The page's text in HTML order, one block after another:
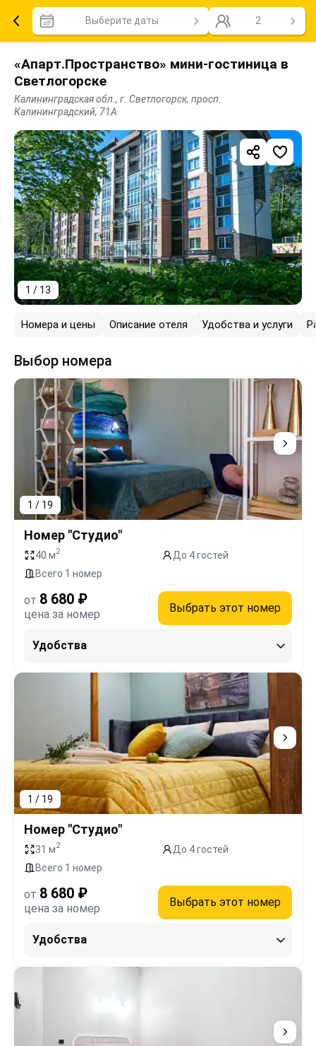
Выберите даты 2
«Апарт.Пространство» мини-гостиница в
Светлогорске
Калининградская обл., г. Светлогорск, просп.
Калининградский, 71А
1 / 13
Номера и цены Описание отеля Удобства и услуги
Выбор номера
1 / 19
Номер "Студио"
40 м2
До 4 гостей
Всего 1 номер
от 8 680 ₽
цена за номер Выбрать этот номер
Удобства
1 / 19
Номер "Студио"
31 м2
До 4 гостей
Всего 1 номер
от 8 680 ₽
цена за номер Выбрать этот номер
Удобства